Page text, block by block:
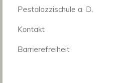
Pestalozzischule a. D.
Kontakt
Barrierefreiheit